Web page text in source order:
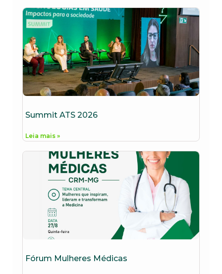
Summit ATS 2026
Leia mais »
Fórum Mulheres Médicas